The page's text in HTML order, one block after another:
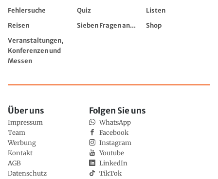
Fehlersuche
Quiz
Listen
Reisen
Sieben Fragen an...
Shop
Veranstaltungen,
Konferenzen und
Messen
Über uns
Impressum
Team
Werbung
Kontakt
AGB
Datenschutz
Folgen Sie uns
WhatsApp
Facebook
Instagram
Youtube
LinkedIn
TikTok